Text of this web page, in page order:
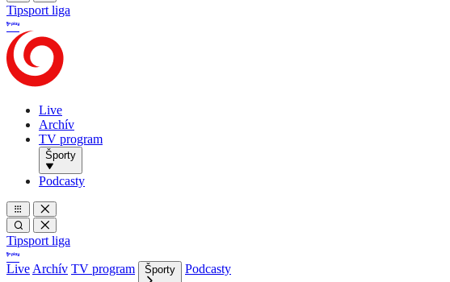
Tipsport liga
Live
Archív
TV program
Športy
Podcasty
Tipsport liga
Live Archív TV program Športy
Podcasty